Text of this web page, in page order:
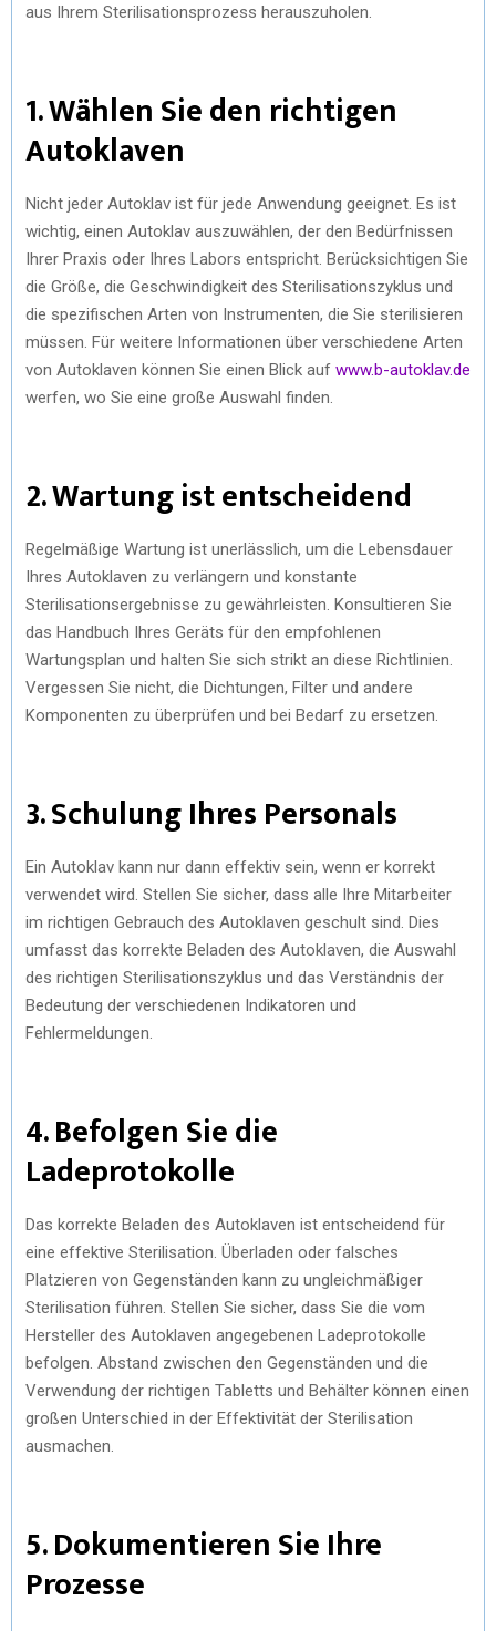
aus Ihrem Sterilisationsprozess herauszuholen.
1. Wählen Sie den richtigen
Autoklaven
Nicht jeder Autoklav ist für jede Anwendung geeignet. Es ist
wichtig, einen Autoklav auszuwählen, der den Bedürfnissen
Ihrer Praxis oder Ihres Labors entspricht. Berücksichtigen Sie
die Größe, die Geschwindigkeit des Sterilisationszyklus und
die spezifischen Arten von Instrumenten, die Sie sterilisieren
müssen. Für weitere Informationen über verschiedene Arten
von Autoklaven können Sie einen Blick auf www.b-autoklav.de
werfen, wo Sie eine große Auswahl finden.
2. Wartung ist entscheidend
Regelmäßige Wartung ist unerlässlich, um die Lebensdauer
Ihres Autoklaven zu verlängern und konstante
Sterilisationsergebnisse zu gewährleisten. Konsultieren Sie
das Handbuch Ihres Geräts für den empfohlenen
Wartungsplan und halten Sie sich strikt an diese Richtlinien.
Vergessen Sie nicht, die Dichtungen, Filter und andere
Komponenten zu überprüfen und bei Bedarf zu ersetzen.
3. Schulung Ihres Personals
Ein Autoklav kann nur dann effektiv sein, wenn er korrekt
verwendet wird. Stellen Sie sicher, dass alle Ihre Mitarbeiter
im richtigen Gebrauch des Autoklaven geschult sind. Dies
umfasst das korrekte Beladen des Autoklaven, die Auswahl
des richtigen Sterilisationszyklus und das Verständnis der
Bedeutung der verschiedenen Indikatoren und
Fehlermeldungen.
4. Befolgen Sie die
Ladeprotokolle
Das korrekte Beladen des Autoklaven ist entscheidend für
eine effektive Sterilisation. Überladen oder falsches
Platzieren von Gegenständen kann zu ungleichmäßiger
Sterilisation führen. Stellen Sie sicher, dass Sie die vom
Hersteller des Autoklaven angegebenen Ladeprotokolle
befolgen. Abstand zwischen den Gegenständen und die
Verwendung der richtigen Tabletts und Behälter können einen
großen Unterschied in der Effektivität der Sterilisation
ausmachen.
5. Dokumentieren Sie Ihre
Prozesse